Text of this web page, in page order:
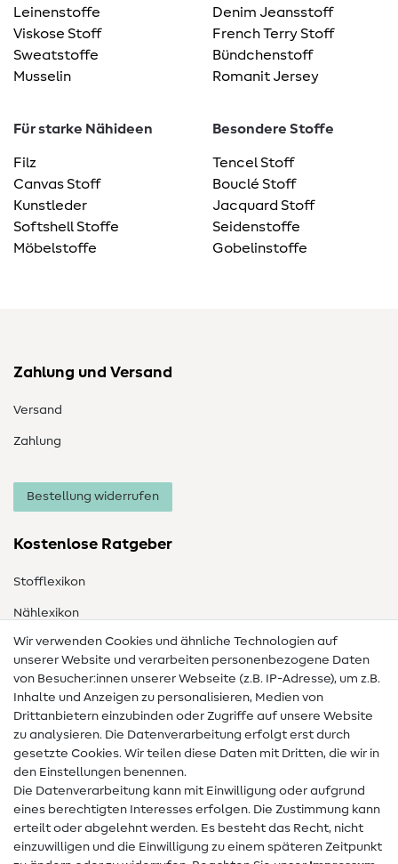
Leinenstoffe
Viskose Stoff
Sweatstoffe
Musselin
Denim Jeansstoff
French Terry Stoff
Bündchenstoff
Romanit Jersey
Für starke Nähideen
Filz
Canvas Stoff
Kunstleder
Softshell Stoffe
Möbelstoffe
Besondere Stoffe
Tencel Stoff
Bouclé Stoff
Jacquard Stoff
Seidenstoffe
Gobelinstoffe
Zahlung und Versand
Versand
Zahlung
Bestellung widerrufen
Kostenlose Ratgeber
Stofflexikon
Nählexikon
Nähanleitungen
Hilfe & Kontakt
Kontakt
Infos zum Betreiberwechsel
FAQ
Widerrufsrecht
Beliebt
Wir verwenden Cookies und ähnliche Technologien auf
unserer Website und verarbeiten personenbezogene Daten
von Besucher:innen unserer Webseite (z.B. IP-Adresse), um z.B.
Inhalte und Anzeigen zu personalisieren, Medien von
Drittanbietern einzubinden oder Zugriffe auf unsere Website
zu analysieren. Die Datenverarbeitung erfolgt erst durch
gesetzte Cookies. Wir teilen diese Daten mit Dritten, die wir in
den Einstellungen benennen.
Die Datenverarbeitung kann mit Einwilligung oder aufgrund
eines berechtigten Interesses erfolgen. Die Zustimmung kann
erteilt oder abgelehnt werden. Es besteht das Recht, nicht
einzuwilligen und die Einwilligung zu einem späteren Zeitpunkt